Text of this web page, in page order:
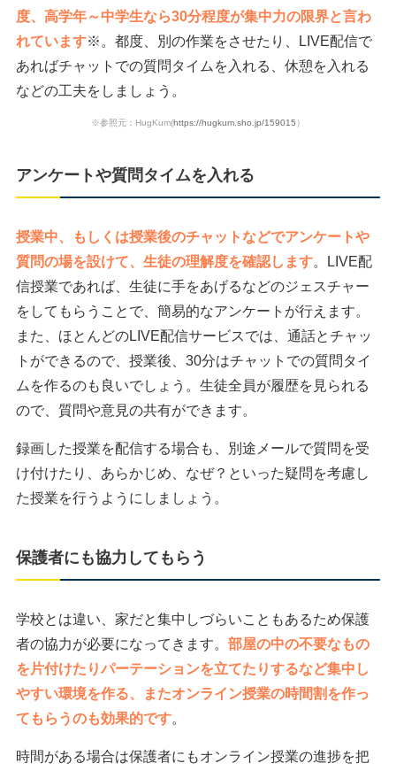
度、高学年～中学生なら30分程度が集中力の限界と言わ
れています※。都度、別の作業をさせたり、LIVE配信で
あればチャットでの質問タイムを入れる、休憩を入れる
などの工夫をしましょう。
※参照元：HugKum(https://hugkum.sho.jp/159015 ）
アンケートや質問タイムを入れる
授業中、もしくは授業後のチャットなどでアンケートや
質問の場を設けて、生徒の理解度を確認します。LIVE配
信授業であれば、生徒に手をあげるなどのジェスチャー
をしてもらうことで、簡易的なアンケートが行えます。
また、ほとんどのLIVE配信サービスでは、通話とチャッ
トができるので、授業後、30分はチャットでの質問タイ
ムを作るのも良いでしょう。生徒全員が履歴を見られる
ので、質問や意見の共有ができます。
録画した授業を配信する場合も、別途メールで質問を受
け付けたり、あらかじめ、なぜ？といった疑問を考慮し
た授業を行うようにしましょう。
保護者にも協力してもらう
学校とは違い、家だと集中しづらいこともあるため保護
者の協力が必要になってきます。 部屋の中の不要なもの
を片付けたりパーテーションを立てたりするなど集中し
やすい環境を作る、またオンライン授業の時間割を作っ
てもらうのも効果的です。
時間がある場合は保護者にもオンライン授業の進捗を把